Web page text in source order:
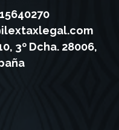
3º Dcha. 28006,